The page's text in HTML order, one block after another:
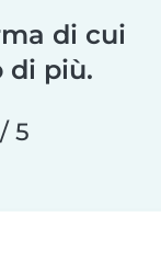
di cui
di più.
5